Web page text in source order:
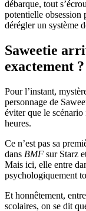
débarque, tout
potentielle obsession
dérégler un système
Saweetie
exactement ?
Pour l’instant,
personnage de
éviter que le
heures.
Ce n’est pas sa
dans BMF sur Starz
Mais ici, elle entre
psychologiquement
Et honnêtement,
scolaires, on se dit